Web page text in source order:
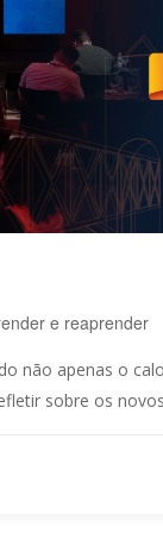
e reaprender
não apenas o
sobre os